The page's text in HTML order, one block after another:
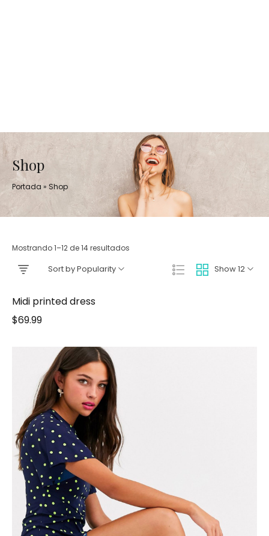
Shop
Portada » Shop
Mostrando 1–12 de 14 resultados
Show 12
Sort by Popularity
Midi printed dress
$69.99